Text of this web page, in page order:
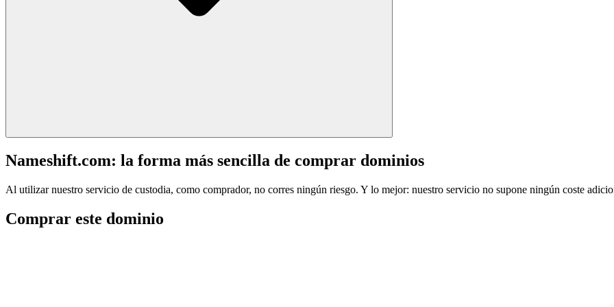
Nameshift.com: la forma más sencilla de comprar dominios
Al utilizar nuestro servicio de custodia, como comprador, no corres ningún riesgo. Y lo mejor: nuestro servicio no supone ningún coste
Comprar este dominio